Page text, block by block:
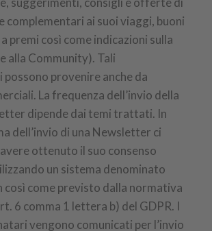
ai suoi viaggi, buoni
premi così come indicazioni sulla
alla Community). Tali
possono provenire anche da
La frequenza dell’invio della
dipende dai temi trattati. In
dell’invio di una Newsletter ci
ottenuto il suo consenso
un sistema denominato
così come previsto dalla normativa
6 comma 1 lettera b) del GDPR. I
vengono comunicati per l’invio